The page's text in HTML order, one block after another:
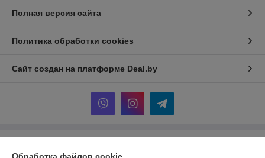
Полная версия сайта
Политика обработки cookies
Сайт создан на платформе Deal.by